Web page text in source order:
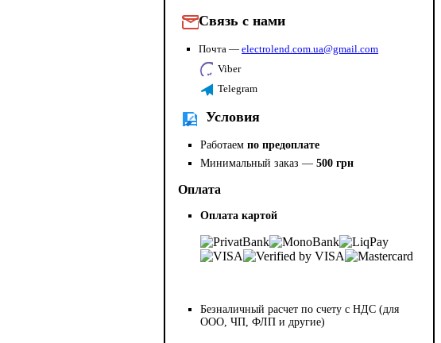
Связь с нами
Почта —electrolend.com.ua@gmail.com
Viber
Telegram
Условия
Работаемпо предоплате
Минимальный заказ —500 грн
Оплата
Оплата картой
Безналичный расчет по счету с НДС (для
ООО, ЧП, ФЛП и другие)